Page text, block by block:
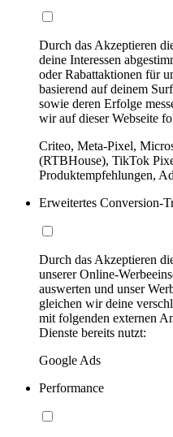
Durch das Akzeptieren
deine Interessen
oder Rabattaktionen für
basierend auf deinem
sowie deren Erfolge
wir auf dieser Webseite
Criteo, Meta-Pixel,
(RTBHouse), TikTok
Produktempfehlungen,
Erweitertes Conversion-
Durch das Akzeptieren
unserer Online-
auswerten und unser
gleichen wir deine
mit folgenden externen
Dienste bereits nutzt:
Google Ads
Performance